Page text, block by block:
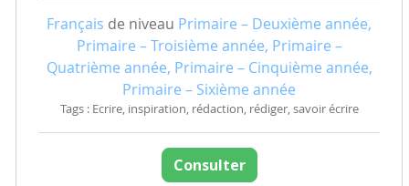
Français de niveau Primaire – Deuxième année,
Primaire – Troisième année, Primaire –
Quatrième année, Primaire – Cinquième année,
Primaire – Sixième année
Tags : Ecrire, inspiration, rédaction, rédiger, savoir écrire
Consulter